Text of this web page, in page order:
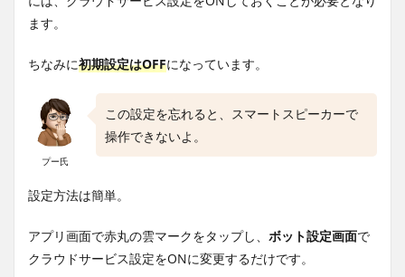
ます。
ちなみに初期設定はOFFになっています。
プー氏
この設定を忘れると、スマートスピーカーで
操作できないよ。
設定方法は簡単。
アプリ画面で赤丸の雲マークをタップし、 ボット設定画面で
クラウドサービス設定をONに変更するだけです。